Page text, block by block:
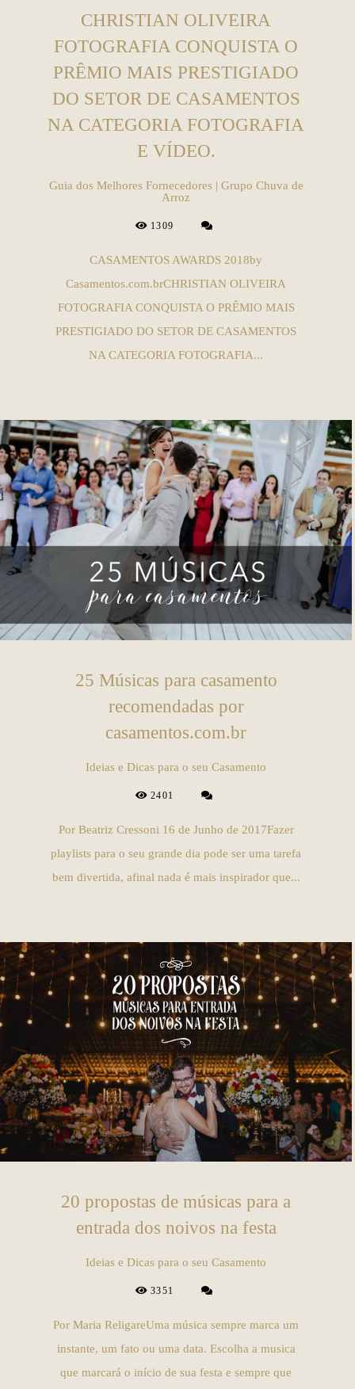
CHRISTIAN OLIVEIRA
FOTOGRAFIA CONQUISTA O
PRÊMIO MAIS PRESTIGIADO
DO SETOR DE CASAMENTOS
NA CATEGORIA FOTOGRAFIA
E VÍDEO.
Guia dos Melhores Fornecedores | Grupo Chuva de
Arroz
1309
CASAMENTOS AWARDS 2018by
Casamentos.com.brCHRISTIAN OLIVEIRA
FOTOGRAFIA CONQUISTA O PRÊMIO MAIS
PRESTIGIADO DO SETOR DE CASAMENTOS
NA CATEGORIA FOTOGRAFIA...
25 Músicas para casamento
recomendadas por
casamentos.com.br
Ideias e Dicas para o seu Casamento
2401
Por Beatriz Cressoni 16 de Junho de 2017Fazer
playlists para o seu grande dia pode ser uma tarefa
bem divertida, afinal nada é mais inspirador que...
20 propostas de músicas para a
entrada dos noivos na festa
Ideias e Dicas para o seu Casamento
3351
Por Maria ReligareUma música sempre marca um
instante, um fato ou uma data. Escolha a musica
que marcará o início de sua festa e sempre que